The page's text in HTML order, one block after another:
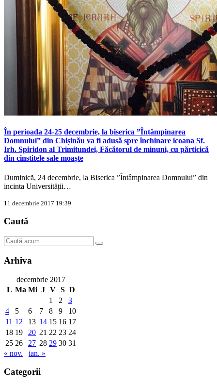
În perioada 24-25 decembrie, la biserica ”Întâmpinarea
Domnului” din Chișinău va fi adusă spre închinare icoana Sf.
Irh. Spiridon al Trimitundei, Făcătorul de minuni, cu părticică
din cinstitele sale moaște
Duminică, 24 decembrie, la Biserica ”Întâmpinarea Domnului” din
incinta Universității…
11 decembrie 2017 19:39
Caută
Arhiva
decembrie 2017
L Ma Mi J V S D
1
2
3
4
5 6 7 8 9
10
11 12 13 14 15 16 17
18 19 20 21 22 23 24
25 26 27 28 29 30 31
« nov.
ian. »
Categorii